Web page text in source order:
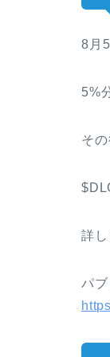
8月
5%
そ
詳
パブ